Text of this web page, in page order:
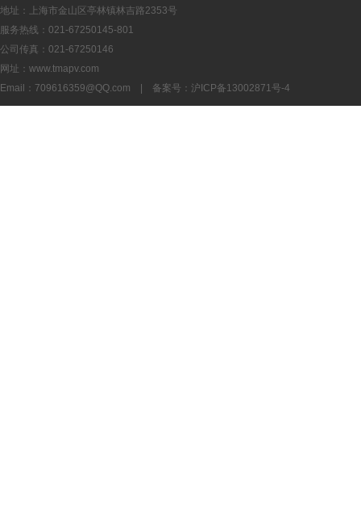
地址：上海市金山区亭林镇林吉路2353号
服务热线：021-67250145-801
公司传真：021-67250146
网址：www.tmapv.com
Email： 709616359@QQ.com | 备案号： 沪ICP备13002871号-4